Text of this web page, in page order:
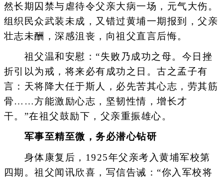
然长期囚禁与虐待令父亲大病一场，元气大伤。
组织民众武装未成，又错过黄埔一期报到，父亲
壮志未酬，深感沮丧，向祖父直言后悔。
祖父温和安慰：“失败乃成功之母。今日挫
折引以为戒，将来必有成功之日。古之孟子有
言：天将降大任于斯人，必先苦其心志，劳其筋
骨……方能激励心志，坚韧性情，增长才
干。”在祖父鼓励下，父亲重振雄心。
军事至精至微，务必潜心钻研
身体康复后，1925年父亲考入黄埔军校第
四期。祖父闻讯欣喜，写信告诫：“你入军校将